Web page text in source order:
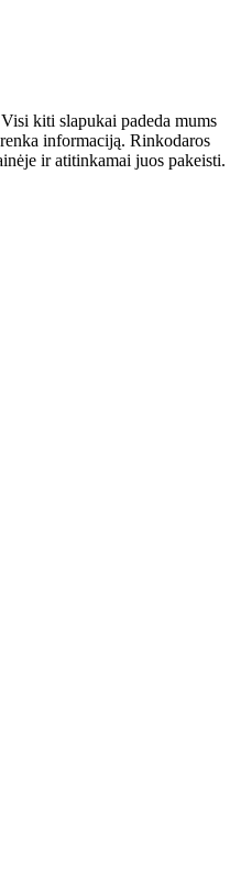
kiti slapukai padeda mums
informaciją. Rinkodaros
ir atitinkamai juos pakeisti.